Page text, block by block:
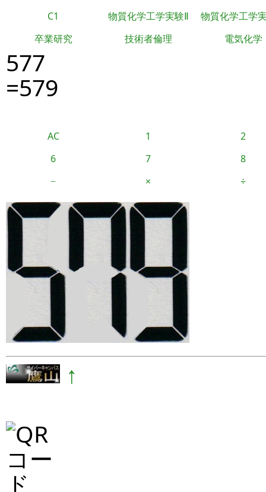
C1 物質化学工学実験Ⅱ
物質化学工学
卒業研究
技術者倫理 電気化学
577
=579
AC 1
2
6
7
8
−
× ÷
↑